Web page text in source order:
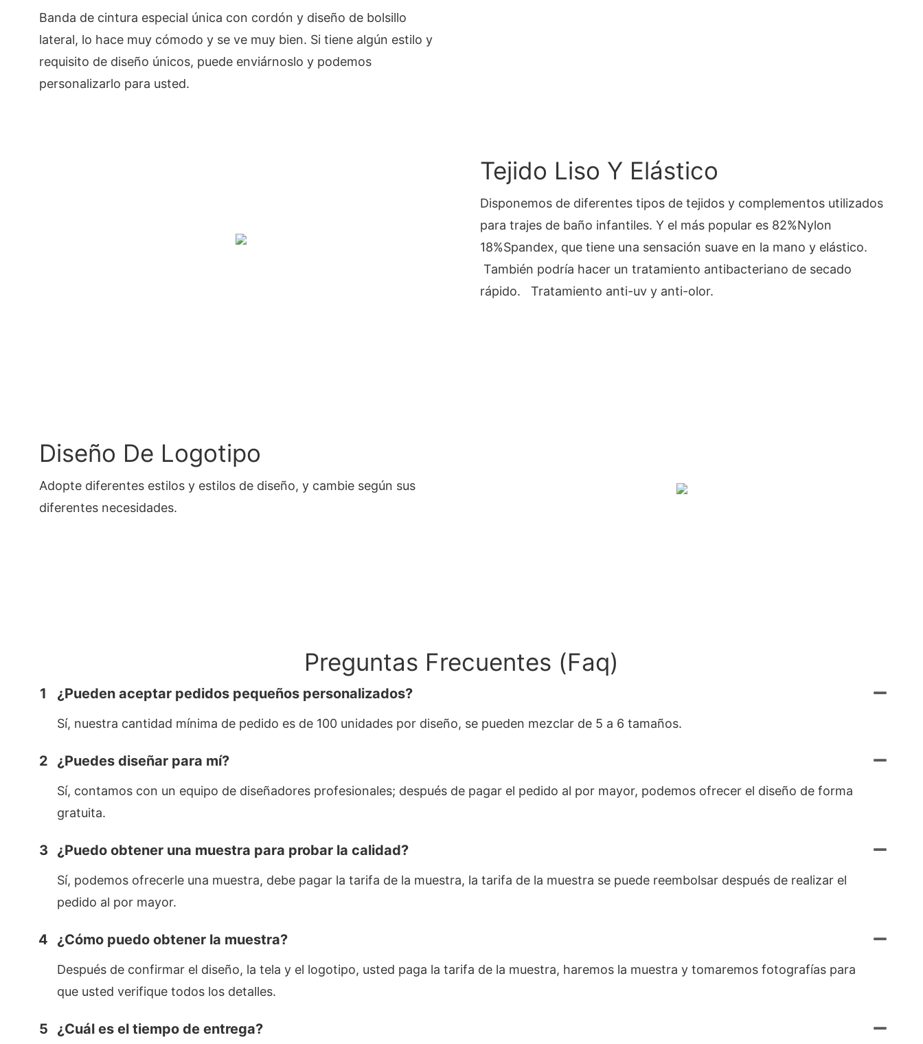
Banda de cintura especial única con cordón y diseño de bolsillo
lateral, lo hace muy cómodo y se ve muy bien. Si tiene algún estilo y
requisito de diseño únicos, puede enviárnoslo y podemos
personalizarlo para usted.
Tejido Liso Y Elástico
Disponemos de diferentes tipos de tejidos y complementos utilizados
para trajes de baño infantiles. Y el más popular es 82%Nylon
18%Spandex, que tiene una sensación suave en la mano y elástico.
También podría hacer un tratamiento antibacteriano de secado
rápido. Tratamiento anti-uv y anti-olor.
Diseño De Logotipo
Adopte diferentes estilos y estilos de diseño, y cambie según sus
diferentes necesidades.
Preguntas Frecuentes (faq)
1 ¿Pueden aceptar pedidos pequeños personalizados?
Sí, nuestra cantidad mínima de pedido es de 100 unidades por diseño, se pueden mezclar de 5 a 6 tamaños.
2 ¿Puedes diseñar para mí?
Sí, contamos con un equipo de diseñadores profesionales; después de pagar el pedido al por mayor, podemos ofrecer el diseño de forma
gratuita.
3 ¿Puedo obtener una muestra para probar la calidad?
Sí, podemos ofrecerle una muestra, debe pagar la tarifa de la muestra, la tarifa de la muestra se puede reembolsar después de realizar el
pedido al por mayor.
4 ¿Cómo puedo obtener la muestra?
Después de confirmar el diseño, la tela y el logotipo, usted paga la tarifa de la muestra, haremos la muestra y tomaremos fotografías para
que usted verifique todos los detalles.
5 ¿Cuál es el tiempo de entrega?